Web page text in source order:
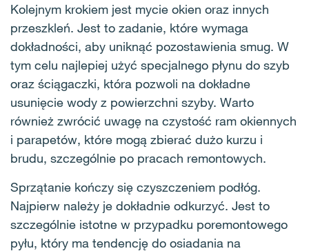
Kolejnym krokiem jest mycie okien oraz innych
przeszkleń. Jest to zadanie, które wymaga
dokładności, aby uniknąć pozostawienia smug. W
tym celu najlepiej użyć specjalnego płynu do szyb
oraz ściągaczki, która pozwoli na dokładne
usunięcie wody z powierzchni szyby. Warto
również zwrócić uwagę na czystość ram okiennych
i parapetów, które mogą zbierać dużo kurzu i
brudu, szczególnie po pracach remontowych.
Sprzątanie kończy się czyszczeniem podłóg.
Najpierw należy je dokładnie odkurzyć. Jest to
szczególnie istotne w przypadku poremontowego
pyłu, który ma tendencję do osiadania na